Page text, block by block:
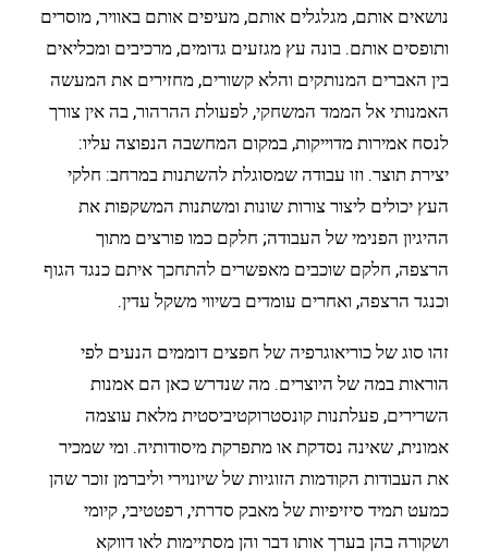
נושאים אותם, מגלגלים אותם, מעיפים אותם באוויר, מוסרים
ותופסים אותם. בונה עץ מגזעים גדומים, מרכיבים ומכליאים
בין האברים המנותקים והלא קשורים, מחזירים את המעשה
האמנותי אל הממד המשחקי, לפעולת ההרהור, בה אין צורך
לנסח אמירות מדוייקות, במקום המחשבה הנפוצה עליו:
יצירת תוצר. וזו עבודה שמסוגלת להשתנות במרחב: חלקי
העץ יכולים ליצור צורות שונות ומשתנות המשקפות את
ההיגיון הפנימי של העבודה; חלקם כמו פורצים מתוך
הרצפה, חלקם שוכבים מאפשרים להתחכך איתם כנגד הגוף
וכנגד הרצפה, ואחרים עומדים בשיווי משקל עדין.
זהו סוג של כוריאוגרפיה של חפצים דוממים הנעים לפי
הוראות במה של היוצרים. מה שנדרש כאן הם אמנות
השרירים, פעלתנות קונסטרוקטיביסטית מלאת עוצמה
אמונית, שאינה נסדקת או מתפרקת מיסודותיה. ומי שמכיר
את העבודות הקודמות הזוגיות של שיונוירי וליברמן זוכר שהן
כמעט תמיד סיזיפיות של מאבק סדרתי, רפטטיבי, קיומי
ושקורה בהן בערך אותו דבר והן מסתיימות לאו דווקא